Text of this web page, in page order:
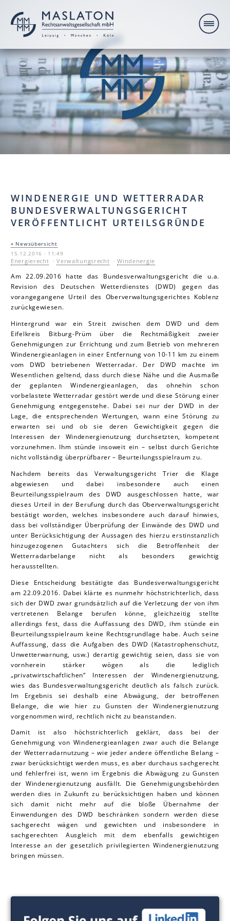
WINDENERGIE UND WETTERRADAR
BUNDESVERWALTUNGSGERICHT
VERÖFFENTLICHT URTEILSGRÜNDE
« Newsübersicht
15.12.2016 · 11:49
Energierecht ·Verwaltungsrecht ·Windenergie
Am 22.09.2016 hatte das Bundesverwaltungsgericht die u.a.
Revision des Deutschen Wetterdienstes (DWD) gegen das
vorangegangene Urteil des Oberverwaltungsgerichtes Koblenz
zurückgewiesen.
Hintergrund war ein Streit zwischen dem DWD und dem
Eifelkreis Bitburg-Prüm über die Rechtmäßigkeit zweier
Genehmigungen zur Errichtung und zum Betrieb von mehreren
Windenergieanlagen in einer Entfernung von 10-11 km zu einem
vom DWD betriebenen Wetterradar. Der DWD machte im
Wesentlichen geltend, dass durch diese Nähe und die Ausmaße
der geplanten Windenergieanlagen, das ohnehin schon
vorbelastete Wetterradar gestört werde und diese Störung einer
Genehmigung entgegenstehe. Dabei sei nur der DWD in der
Lage, die entsprechenden Wertungen, wann eine Störung zu
erwarten sei und ob sie deren Gewichtigkeit gegen die
Interessen der Windenergienutzung durchsetzten, kompetent
vorzunehmen. Ihm stünde insoweit ein – selbst durch Gerichte
nicht vollständig überprüfbarer – Beurteilungsspielraum zu.
Nachdem bereits das Verwaltungsgericht Trier die Klage
abgewiesen und dabei insbesondere auch einen
Beurteilungsspielraum des DWD ausgeschlossen hatte, war
dieses Urteil in der Berufung durch das Oberverwaltungsgericht
bestätigt worden, welches insbesondere auch darauf hinwies,
dass bei vollständiger Überprüfung der Einwände des DWD und
unter Berücksichtigung der Aussagen des hierzu erstinstanzlich
hinzugezogenen Gutachters sich die Betroffenheit der
Wetterradarbelange nicht als besonders gewichtig
herausstellten.
Diese Entscheidung bestätigte das Bundesverwaltungsgericht
am 22.09.2016. Dabei klärte es nunmehr höchstrichterlich, dass
sich der DWD zwar grundsätzlich auf die Verletzung der von ihm
vertretenen Belange berufen könne, gleichzeitig stellte
allerdings fest, dass die Auffassung des DWD, ihm stünde ein
Beurteilungsspielraum keine Rechtsgrundlage habe. Auch seine
Auffassung, dass die Aufgaben des DWD (Katastrophenschutz,
Unwetterwarnung, usw.) derartig gewichtig seien, dass sie von
vornherein stärker wögen als die lediglich
„privatwirtschaftlichen“ Interessen der Windenergienutzung,
wies das Bundesverwaltungsgericht deutlich als falsch zurück.
Im Ergebnis sei deshalb eine Abwägung, der betroffenen
Belange, die wie hier zu Gunsten der Windenergienutzung
vorgenommen wird, rechtlich nicht zu beanstanden.
Damit ist also höchstrichterlich geklärt, dass bei der
Genehmigung von Windenergieanlagen zwar auch die Belange
der Wetterradarnutzung – wie jeder andere öffentliche Belang –
zwar berücksichtigt werden muss, es aber durchaus sachgerecht
und fehlerfrei ist, wenn im Ergebnis die Abwägung zu Gunsten
der Windenergienutzung ausfällt. Die Genehmigungsbehörden
werden dies in Zukunft zu berücksichtigen haben und können
sich damit nicht mehr auf die bloße Übernahme der
Einwendungen des DWD beschränken sondern werden diese
sachgerecht wägen und gewichten und insbesondere in
sachgerechten Ausgleich mit dem ebenfalls gewichtigen
Interesse an der gesetzlich privilegierten Windenergienutzung
bringen müssen.